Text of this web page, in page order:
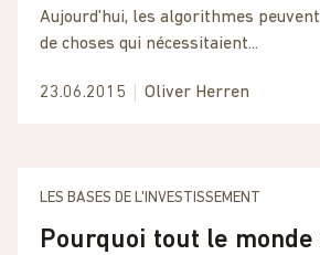
Aujourd'hui, les algorithmes
de choses qui nécessitaient...
23.06.2015 Oliver Herren
LES BASES DE L'INVESTISSEMENT
Pourquoi tout le monde